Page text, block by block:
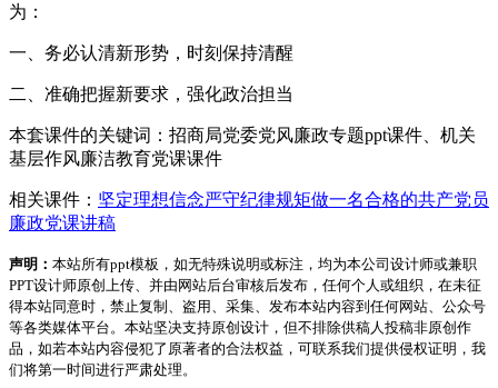
为：
一、务必认清新形势，时刻保持清醒
二、准确把握新要求，强化政治担当
本套课件的关键词：招商局党委党风廉政专题ppt课件、机关
基层作风廉洁教育党课课件
相关课件： 坚定理想信念严守纪律规矩做一名合格的共产党员
廉政党课讲稿
声明： 本站所有ppt模板，如无特殊说明或标注，均为本公司设计师或兼职
PPT设计师原创上传、并由网站后台审核后发布，任何个人或组织，在未征
得本站同意时，禁止复制、盗用、采集、发布本站内容到任何网站、公众号
等各类媒体平台。本站坚决支持原创设计，但不排除供稿人投稿非原创作
品，如若本站内容侵犯了原著者的合法权益，可联系我们提供侵权证明，我
们将第一时间进行严肃处理。